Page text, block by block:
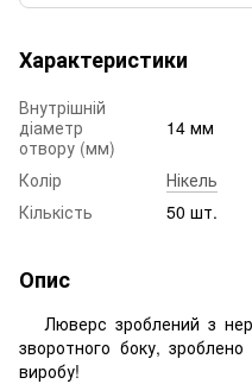
Характеристики
Внутрішній
діаметр
отвору (мм)
14 мм
Колір
Нікель
Кількість
50 шт.
Опис
Люверс зроблений з
зворотного боку,
виробу!